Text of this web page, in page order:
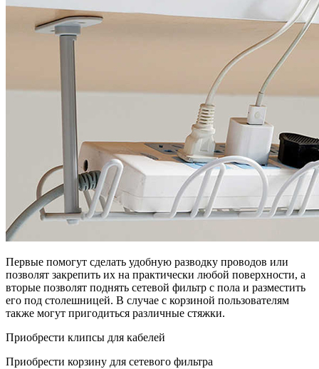
Первые помогут сделать удобную разводку проводов или
позволят закрепить их на практически любой поверхности, а
вторые позволят поднять сетевой фильтр с пола и разместить
его под столешницей. В случае с корзиной пользователям
также могут пригодиться различные стяжки.
Приобрести клипсы для кабелей
Приобрести корзину для сетевого фильтра